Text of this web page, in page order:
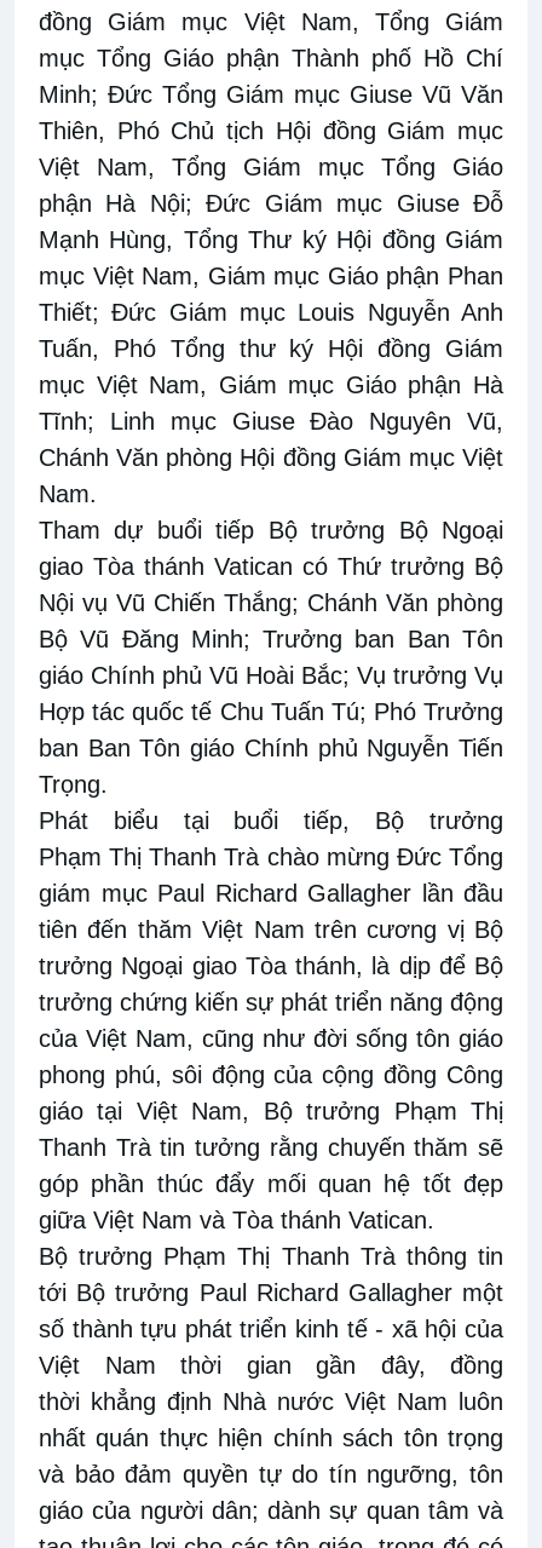
đồng Giám mục Việt Nam, Tổng Giám
mục Tổng Giáo phận Thành phố Hồ Chí
Minh; Đức Tổng Giám mục Giuse Vũ Văn
Thiên, Phó Chủ tịch Hội đồng Giám mục
Việt Nam, Tổng Giám mục Tổng Giáo
phận Hà Nội;Đức Giám mục Giuse Đỗ
Mạnh Hùng, Tổng Thư ký Hội đồng Giám
mục Việt Nam, Giám mục Giáo phận Phan
Thiết;Đức Giám mục Louis Nguyễn Anh
Tuấn, Phó Tổng thư ký Hội đồng Giám
mục Việt Nam, Giám mục Giáo phận Hà
Tĩnh; Linh mục Giuse Đào Nguyên Vũ,
Chánh Văn phòng Hội đồng Giám mục Việt
Nam.
Tham dự buổi tiếp Bộ trưởng Bộ Ngoại
giao Tòa thánh Vatican có Thứ trưởng Bộ
Nội vụ Vũ Chiến Thắng; Chánh Văn phòng
Bộ Vũ Đăng Minh; Trưởng ban Ban Tôn
giáo Chính phủ Vũ Hoài Bắc; Vụ trưởng Vụ
Hợp tác quốc tế Chu Tuấn Tú; Phó Trưởng
ban Ban Tôn giáo Chính phủ Nguyễn Tiến
Trọng.
Phát biểu tại buổi tiếp, Bộ trưởng
Phạm Thị Thanh Trà chào mừng Đức Tổng
giám mục Paul Richard Gallagher lần đầu
tiên đến thăm Việt Nam trên cương vị Bộ
trưởng Ngoại giao Tòa thánh, là dịp để Bộ
trưởng chứng kiến sự phát triển năng động
của Việt Nam, cũng như đời sống tôn giáo
phong phú, sôi động của cộng đồng Công
giáo tại Việt Nam, Bộ trưởng Phạm Thị
Thanh Trà tin tưởng rằng chuyến thăm sẽ
góp phần thúc đẩy mối quan hệ tốt đẹp
giữa Việt Nam và Tòa thánh Vatican.
Bộ trưởng Phạm Thị Thanh Trà thông tin
tới Bộ trưởng Paul Richard Gallagher một
số thành tựu phát triển kinh tế - xã hội của
Việt Nam thời gian gần đây, đồng
thời khẳng định Nhà nước Việt Nam luôn
nhất quán thực hiện chính sách tôn trọng
và bảo đảm quyền tự do tín ngưỡng, tôn
giáo của người dân; dành sự quan tâm và